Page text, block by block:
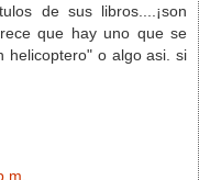
de sus libros....¡son
que hay uno que se
helicoptero" o algo asi. si